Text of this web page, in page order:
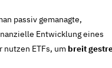
passiv gemanagte,
Entwicklung eines
ETFs, um breit